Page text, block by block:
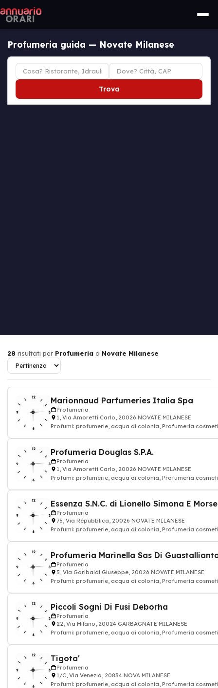
Profumeria guida — Novate Milanese
Trova
28 risultati per Profumeria a Novate Milanese
Marionnaud Parfumeries Italia Spa
Profumeria
1, Via Amoretti Carlo, 20026 NOVATE MILANESE
Profumi: profumerie, acqua di colonia, Profumeria
Profumeria Douglas S.P.A.
Profumeria
1, Via Amoretti Carlo, 20026 NOVATE MILANESE
Profumi: profumerie, acqua di colonia, Profumeria
Profumeria
75, Via Repubblica, 20026 NOVATE MILANESE
Profumi: profumerie, acqua di colonia, Profumeria
Profumeria
5, Via Garibaldi Giuseppe, 20026 NOVATE MILANESE
Profumi: profumerie, acqua di colonia, Profumeria
Piccoli Sogni Di Fusi Deborha
Profumeria
22, Via Milano, 20024 GARBAGNATE MILANESE
Profumi: profumerie, acqua di colonia, Profumeria
Tigota'
Profumeria
1/C, Via Venezia, 20834 NOVA MILANESE
Profumi: profumerie, acqua di colonia, Profumeria